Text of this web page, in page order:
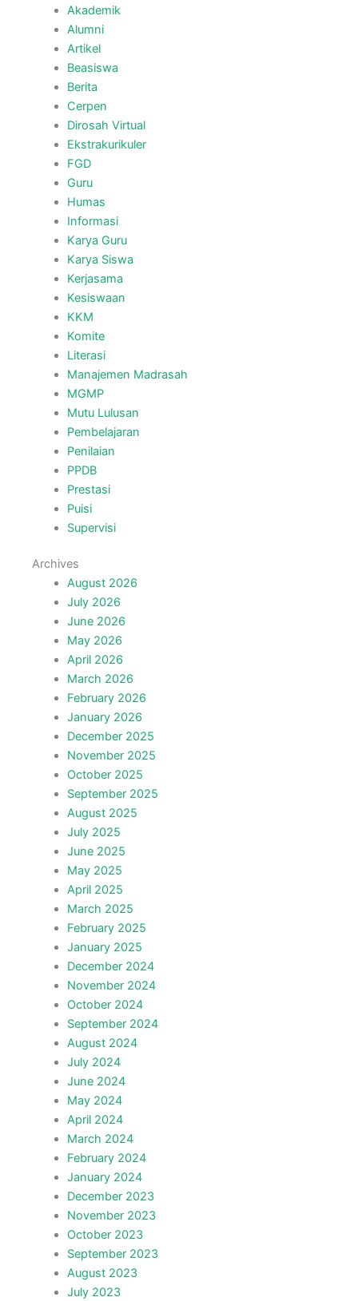
Akademik
Alumni
Artikel
Beasiswa
Berita
Cerpen
Dirosah Virtual
Ekstrakurikuler
FGD
Guru
Humas
Informasi
Karya Guru
Karya Siswa
Kerjasama
Kesiswaan
KKM
Komite
Literasi
Manajemen Madrasah
MGMP
Mutu Lulusan
Pembelajaran
Penilaian
PPDB
Prestasi
Puisi
Supervisi
Archives
August 2026
July 2026
June 2026
May 2026
April 2026
March 2026
February 2026
January 2026
December 2025
November 2025
October 2025
September 2025
August 2025
July 2025
June 2025
May 2025
April 2025
March 2025
February 2025
January 2025
December 2024
November 2024
October 2024
September 2024
August 2024
July 2024
June 2024
May 2024
April 2024
March 2024
February 2024
January 2024
December 2023
November 2023
October 2023
September 2023
August 2023
July 2023